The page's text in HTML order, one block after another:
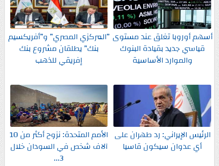
أسهم أوروبا تغلق عند مستوى
قياسي جديد بقيادة البنوك
والموارد الأساسية
”المركزي المصري” و”أفريكسيم
بنك” يطلقان مشروع بنك
إفريقي للذهب
الرئيس الإيراني: رد طهران على
أي عدوان سيكون قاسيا
الأمم المتحدة: نزوح أكثر من 10
آلاف شخص في السودان خلال
3...